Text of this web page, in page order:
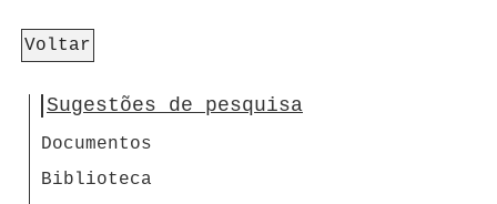
Voltar
Sugestões de pesquisa
Documentos
Biblioteca